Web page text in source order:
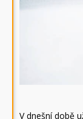
V dnešní době